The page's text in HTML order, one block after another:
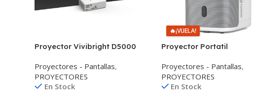
Proyector Vivibright D5000
Proyectores - Pantallas,
PROYECTORES
En Stock
🔥¡VUELA!
Proyector Portatil
AOSP 1080p Vankyo
Proyectores - Pantallas,
PROYECTORES
En Stock